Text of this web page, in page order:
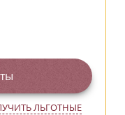
ЛЬГОТНЫЕ